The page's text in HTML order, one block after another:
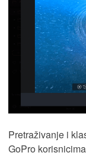
Pretraživanje i
GoPro